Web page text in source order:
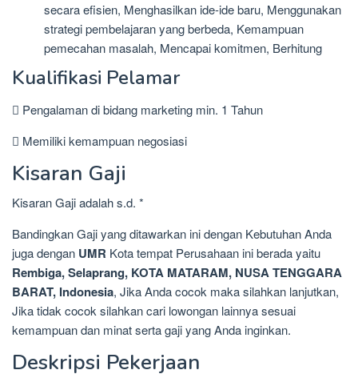
secara efisien, Menghasilkan ide-ide baru, Menggunakan
strategi pembelajaran yang berbeda, Kemampuan
pemecahan masalah, Mencapai komitmen, Berhitung
Kualifikasi Pelamar
 Pengalaman di bidang marketing min. 1 Tahun
 Memiliki kemampuan negosiasi
Kisaran Gaji
Kisaran Gaji adalah s.d. *
Bandingkan Gaji yang ditawarkan ini dengan Kebutuhan Anda
juga dengan UMR Kota tempat Perusahaan ini berada yaitu
Rembiga, Selaprang, KOTA MATARAM, NUSA TENGGARA
BARAT, Indonesia, Jika Anda cocok maka silahkan lanjutkan,
Jika tidak cocok silahkan cari lowongan lainnya sesuai
kemampuan dan minat serta gaji yang Anda inginkan.
Deskripsi Pekerjaan